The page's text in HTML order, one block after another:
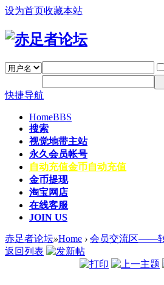
设为首页收藏本站
快捷导航
HomeBBS
搜索
视觉地带主站
永久会员帐号
自动充值金币自动充值
金币提现
淘宝网店
在线客服
JOIN US
赤足者论坛»Home › 会员交流区——
返回列表